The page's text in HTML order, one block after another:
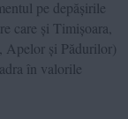
pe depășirile
care și Timișoara,
Apelor și Pădurilor)
în valorile